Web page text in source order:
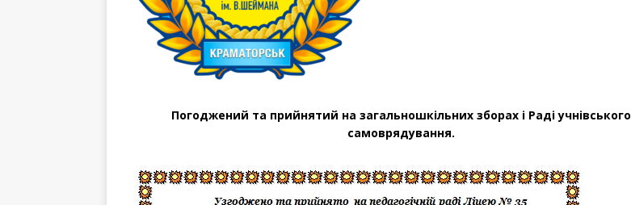
Погоджений та прийнятий на загальношкільних зборах і Раді учнівського
самоврядування.